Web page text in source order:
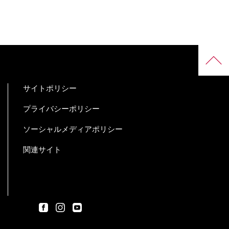
サイトポリシー
プライバシーポリシー
ソーシャルメディアポリシー
関連サイト